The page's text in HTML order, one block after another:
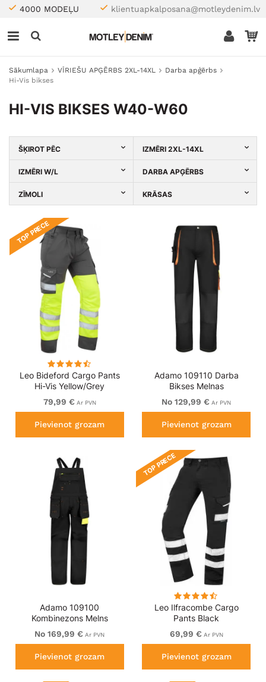
4000 MODEĻU klientuapkalposana@motleydenim.lv
Sākumlapa VĪRIEŠU APĢĒRBS 2XL-14XL
Darba apģērbs
Hi-Vis bikses
HI-VIS BIKSES W40-W60
ŠĶIROT PĒC IZMĒRI 2XL-14XL
IZMĒRI W/L DARBA APĢĒRBS
ZĪMOLI KRĀSAS
Leo Bideford Cargo Pants
Hi-Vis Yellow/Grey
TOP PRECE
79,99 € Ar PVN
Pievienot grozam
Adamo 109110 Darba
Bikses Melnas
No 129,99 € Ar PVN
Pievienot grozam
Adamo 109100
Kombinezons Melns
No 169,99 € Ar PVN
Pievienot grozam
Leo Ilfracombe Cargo
Pants Black
TOP PRECE
69,99 € Ar PVN
Pievienot grozam